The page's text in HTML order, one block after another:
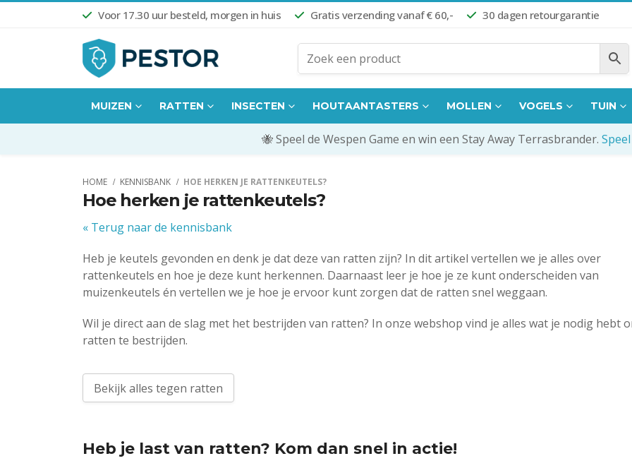
Voor 17.30 uur besteld, morgen in huis Gratis verzending vanaf € 60,- 30 dagen retourgarantie
MUIZEN RATTEN INSECTEN HOUTAANTASTERS MOLLEN VOGELS TUIN
🐝 Speel de Wespen Game en win een Stay Away Terrasbrander.
HOME KENNISBANK HOE HERKEN JE RATTENKEUTELS?
Hoe herken je rattenkeutels?
« Terug naar de kennisbank
Heb je keutels gevonden en denk je dat deze van ratten zijn? In dit artikel vertellen we je alles over
rattenkeutels en hoe je deze kunt herkennen. Daarnaast leer je hoe je ze kunt onderscheiden van
muizenkeutels én vertellen we je hoe je ervoor kunt zorgen dat de ratten snel weggaan.
Wil je direct aan de slag met het bestrijden van ratten? In onze webshop vind je alles wat je nodig hebt
ratten te bestrijden.
Bekijk alles tegen ratten
Heb je last van ratten? Kom dan snel in actie!